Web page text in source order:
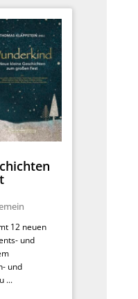
12 neuen
und
und
...